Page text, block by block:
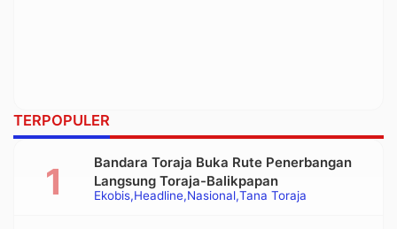
TERPOPULER
Ekobis Headline Nasional Tana Toraja
Bandara Toraja Buka Rute Penerbangan
Langsung Toraja-Balikpapan